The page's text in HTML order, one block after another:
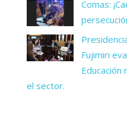
Comas:
Fujimiri
Educación
el sector.